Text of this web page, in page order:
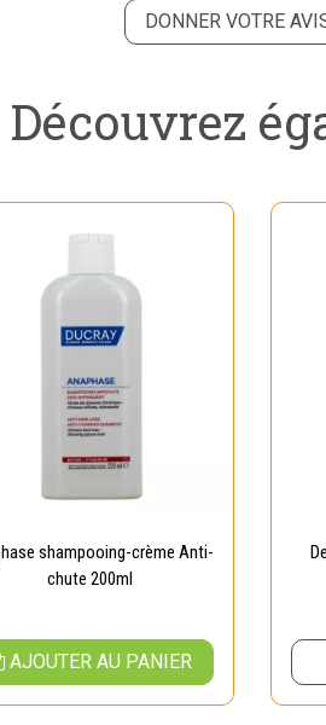
DONNER VOTRE
Découvrez
shampooing-crème Anti-
chute 200ml
AJOUTER AU PANIER